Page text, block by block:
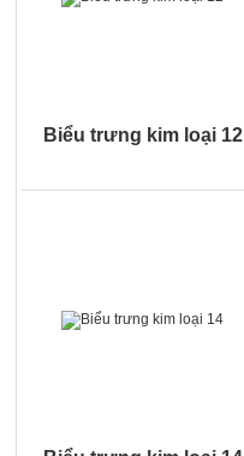
Biểu trưng kim loại 12